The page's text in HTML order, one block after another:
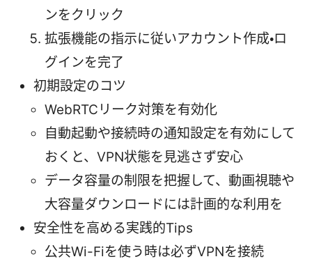
ンをクリック
拡張機能の指示に従いアカウント作成・ロ
グインを完了
初期設定のコツ
WebRTCリーク対策を有効化
自動起動や接続時の通知設定を有効にして
おくと、VPN状態を見逃さず安心
データ容量の制限を把握して、動画視聴や
大容量ダウンロードには計画的な利用を
安全性を高める実践的Tips
公共Wi-Fiを使う時は必ずVPNを接続